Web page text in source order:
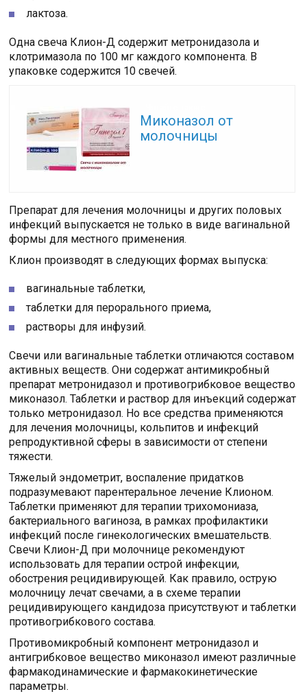
лактоза.
Одна свеча Клион-Д содержит метронидазола и
клотримазола по 100 мг каждого компонента. В
упаковке содержится 10 свечей.
Миконазол от
молочницы
Препарат для лечения молочницы и других половых
инфекций выпускается не только в виде вагинальной
формы для местного применения.
Клион производят в следующих формах выпуска:
вагинальные таблетки,
таблетки для перорального приема,
растворы для инфузий.
Свечи или вагинальные таблетки отличаются составом
активных веществ. Они содержат антимикробный
препарат метронидазол и противогрибковое вещество
миконазол. Таблетки и раствор для инъекций содержат
только метронидазол. Но все средства применяются
для лечения молочницы, кольпитов и инфекций
репродуктивной сферы в зависимости от степени
тяжести.
Тяжелый эндометрит, воспаление придатков
подразумевают парентеральное лечение Клионом.
Таблетки применяют для терапии трихомониаза,
бактериального вагиноза, в рамках профилактики
инфекций после гинекологических вмешательств.
Свечи Клион-Д при молочнице рекомендуют
использовать для терапии острой инфекции,
обострения рецидивирующей. Как правило, острую
молочницу лечат свечами, а в схеме терапии
рецидивирующего кандидоза присутствуют и таблетки
противогрибкового состава.
Противомикробный компонент метронидазол и
антигрибковое вещество миконазол имеют различные
фармакодинамические и фармакокинетические
параметры.